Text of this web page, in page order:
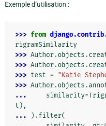
Exemple d’utilisation :
>>> from
rigramSimilarity
>>> Author.objects .
>>> Author.objects .
>>> test =
"Katie
>>> Author.objects .
...
similarity=
t ),
...
) .filter(